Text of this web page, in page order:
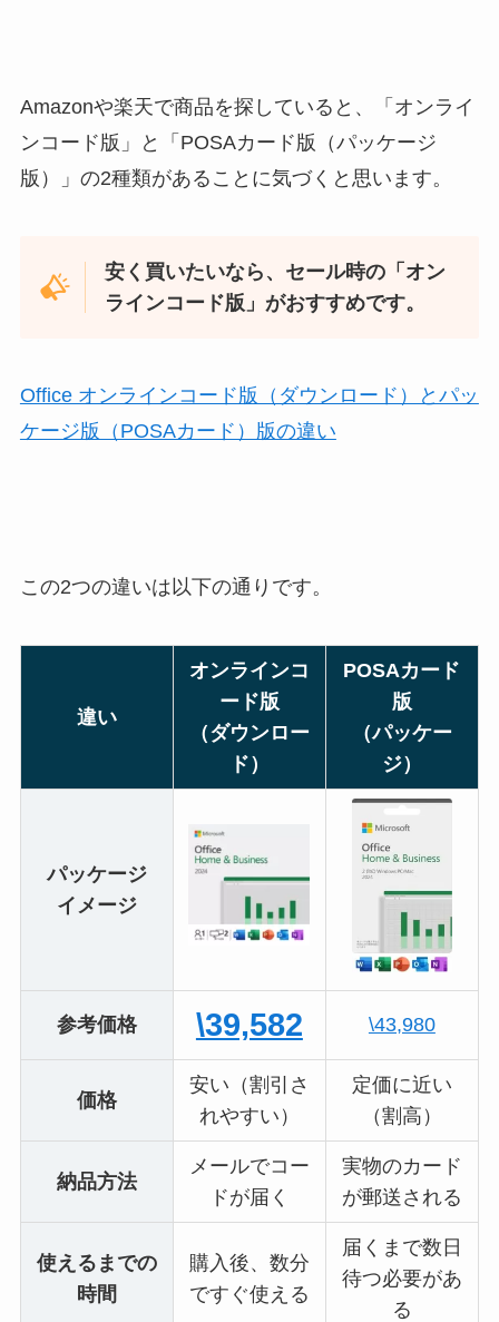
Amazonや楽天で商品を探していると、「オンライ
ンコード版」と「POSAカード版（パッケージ
版）」の2種類があることに気づくと思います。
安く買いたいなら、セール時の「オン
ラインコード版」がおすすめです。
Office オンラインコード版（ダウンロード）とパッ
ケージ版（POSAカード）版の違い
この2つの違いは以下の通りです。
違い
オンラインコ
ード版
（ダウンロー
ド）
POSAカード
版
（パッケー
ジ）
パッケージ
イメージ
参考価格 \39,582 \43,980
価格
安い（割引さ
れやすい）
定価に近い
（割高）
納品方法
メールでコー
ドが届く
実物のカード
が郵送される
使えるまでの
時間
購入後、数分
ですぐ使える
届くまで数日
待つ必要があ
る